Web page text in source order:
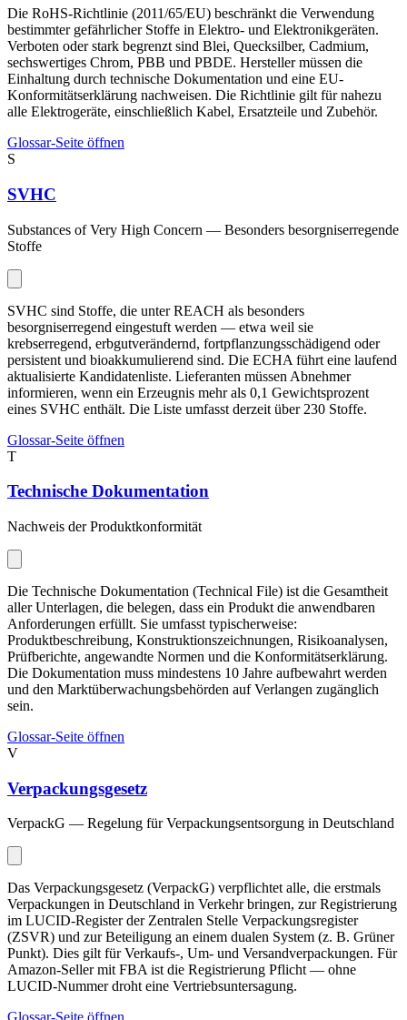
Die RoHS-Richtlinie (2011/65/EU) beschränkt die Verwendung
bestimmter gefährlicher Stoffe in Elektro- und Elektronikgeräten.
Verboten oder stark begrenzt sind Blei, Quecksilber, Cadmium,
sechswertiges Chrom, PBB und PBDE. Hersteller müssen die
Einhaltung durch technische Dokumentation und eine EU-
Konformitätserklärung nachweisen. Die Richtlinie gilt für nahezu
alle Elektrogeräte, einschließlich Kabel, Ersatzteile und Zubehör.
Glossar-Seite öffnen
S
SVHC
Substances of Very High Concern — Besonders besorgniserregende
Stoffe
SVHC sind Stoffe, die unter REACH als besonders
besorgniserregend eingestuft werden — etwa weil sie
krebserregend, erbgutverändernd, fortpflanzungsschädigend oder
persistent und bioakkumulierend sind. Die ECHA führt eine laufend
aktualisierte Kandidatenliste. Lieferanten müssen Abnehmer
informieren, wenn ein Erzeugnis mehr als 0,1 Gewichtsprozent
eines SVHC enthält. Die Liste umfasst derzeit über 230 Stoffe.
Glossar-Seite öffnen
T
Technische Dokumentation
Nachweis der Produktkonformität
Die Technische Dokumentation (Technical File) ist die Gesamtheit
aller Unterlagen, die belegen, dass ein Produkt die anwendbaren
Anforderungen erfüllt. Sie umfasst typischerweise:
Produktbeschreibung, Konstruktionszeichnungen, Risikoanalysen,
Prüfberichte, angewandte Normen und die Konformitätserklärung.
Die Dokumentation muss mindestens 10 Jahre aufbewahrt werden
und den Marktüberwachungsbehörden auf Verlangen zugänglich
sein.
Glossar-Seite öffnen
V
Verpackungsgesetz
VerpackG — Regelung für Verpackungsentsorgung in Deutschland
Das Verpackungsgesetz (VerpackG) verpflichtet alle, die erstmals
Verpackungen in Deutschland in Verkehr bringen, zur Registrierung
im LUCID-Register der Zentralen Stelle Verpackungsregister
(ZSVR) und zur Beteiligung an einem dualen System (z. B. Grüner
Punkt). Dies gilt für Verkaufs-, Um- und Versandverpackungen. Für
Amazon-Seller mit FBA ist die Registrierung Pflicht — ohne
LUCID-Nummer droht eine Vertriebsuntersagung.